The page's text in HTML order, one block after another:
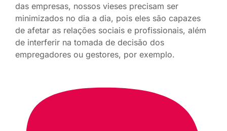
das empresas, nossos vieses precisam ser
minimizados no dia a dia, pois eles são capazes
de afetar as relações sociais e profissionais, além
de interferir na tomada de decisão dos
empregadores ou gestores, por exemplo.